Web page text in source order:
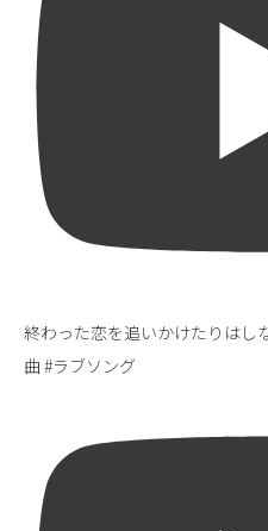
終わった恋を追いかけたりは
曲 #ラブソング